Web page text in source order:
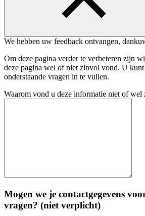
We hebben uw feedback ontvangen,
Om deze pagina verder te verbeteren zijn
deze pagina wel of niet zinvol vond. U
onderstaande vragen in te vullen.
Waarom vond u deze informatie niet of wel
Mogen we je contactgegevens
vragen? (niet verplicht)